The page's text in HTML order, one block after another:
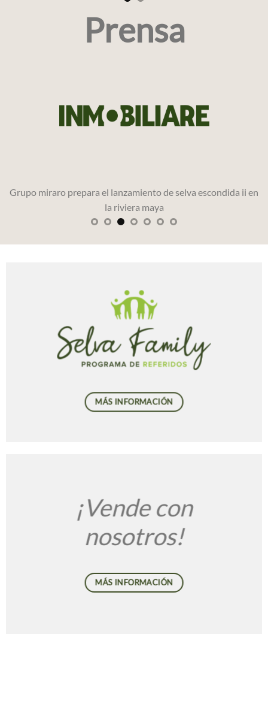
Prensa
Grupo miraro prepara el lanzamiento de selva escondida ii en
la riviera maya
MÁS INFORMACIÓN
¡Vende con
nosotros!
MÁS INFORMACIÓN